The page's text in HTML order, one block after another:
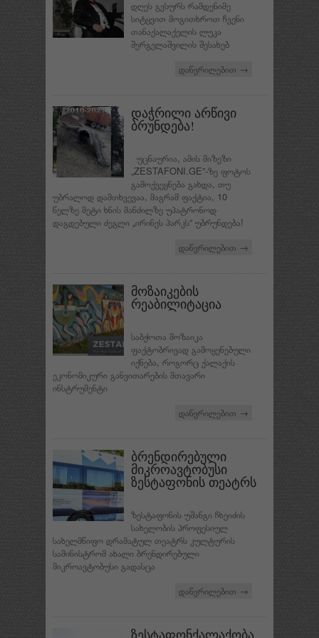
დღეს გვსურს რამდენიმე
სიტყვით მოგითხროთ ჩვენი
თანაქალაქელის ლუკა
შერგელაშვილის შესახებ
დაწვრილებით →
დაჭრილი არწივი
ბრუნდება!
უცნაურია, ამის მიზეზი
„ZESTAFONI.GE”-ზე ფოტოს
გამოქვეყნება გახდა, თუ
უბრალოდ დამთხვევაა, მაგრამ ფაქტია, 10
წელზე მეტი ხნის მანძილზე უპატრონოდ
დაგდებული ძეგლი „ირინეს პარკს“ უბრუნდება!
დაწვრილებით →
მოზაიკების
რეაბილიტაცია
საბჭოთა მოზაიკა
ფაქტობრივად გამოყენებული
იქნება, როგორც ქალაქის
ეკონომიკური განვითარების მთავარი
ინსტრუმენტი
დაწვრილებით →
ბრენდირებული
მიკროავტობუსი
ზესტაფონის თეატრს
ზესტაფონის უშანგი ჩხეიძის
სახელობის პროფესიულ
სახელმწიფო დრამატულ თეატრს კულტურის
სამინისტრომ ახალი ბრენდირებული
მიკროავტობუსი გადასცა
დაწვრილებით →
ზესტაფონქალაქობა